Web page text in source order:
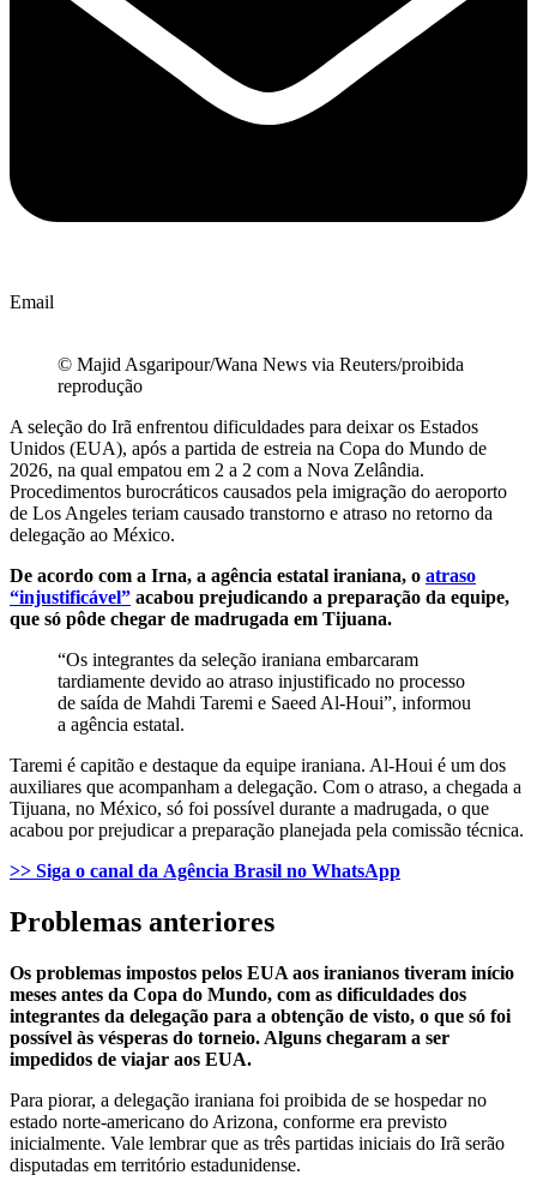
Email
© Majid Asgaripour/Wana News via Reuters/proibida
reprodução
A seleção do Irã enfrentou dificuldades para deixar os Estados
Unidos (EUA), após a partida de estreia na Copa do Mundo de
2026, na qual empatou em 2 a 2 com a Nova Zelândia.
Procedimentos burocráticos causados pela imigração do aeroporto
de Los Angeles teriam causado transtorno e atraso no retorno da
delegação ao México.
De acordo com a Irna, a agência estatal iraniana, o atraso
“injustificável” acabou prejudicando a preparação da equipe,
que só pôde chegar de madrugada em Tijuana.
“Os integrantes da seleção iraniana embarcaram
tardiamente devido ao atraso injustificado no processo
de saída de Mahdi Taremi e Saeed Al-Houi”, informou
a agência estatal.
Taremi é capitão e destaque da equipe iraniana. Al-Houi é um dos
auxiliares que acompanham a delegação. Com o atraso, a chegada a
Tijuana, no México, só foi possível durante a madrugada, o que
acabou por prejudicar a preparação planejada pela comissão técnica.
>> Siga o canal da Agência Brasil no WhatsApp
Problemas anteriores
Os problemas impostos pelos EUA aos iranianos tiveram início
meses antes da Copa do Mundo, com as dificuldades dos
integrantes da delegação para a obtenção de visto, o que só foi
possível às vésperas do torneio. Alguns chegaram a ser
impedidos de viajar aos EUA.
Para piorar, a delegação iraniana foi proibida de se hospedar no
estado norte-americano do Arizona, conforme era previsto
inicialmente. Vale lembrar que as três partidas iniciais do Irã serão
disputadas em território estadunidense.